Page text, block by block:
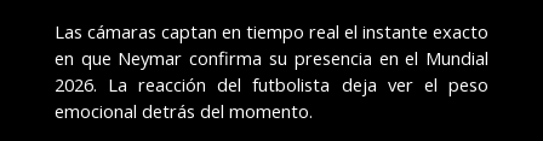
Las cámaras captan en tiempo real el instante exacto
en que Neymar confirma su presencia en el Mundial
2026. La reacción del futbolista deja ver el peso
emocional detrás del momento.